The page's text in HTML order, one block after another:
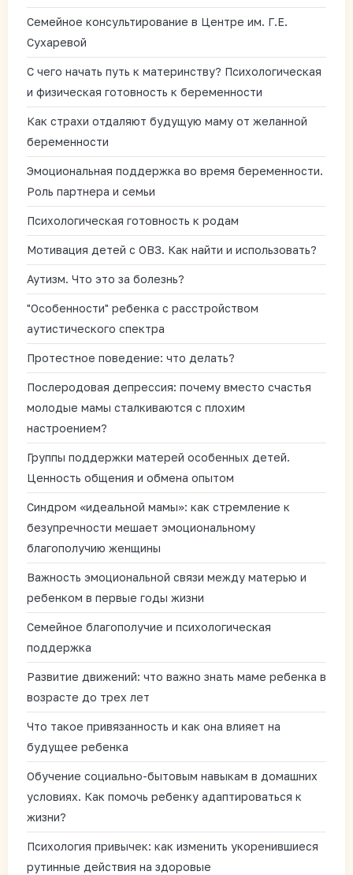
Семейное консультирование в Центре им. Г.Е.
Сухаревой
С чего начать путь к материнству? Психологическая
и физическая готовность к беременности
Как страхи отдаляют будущую маму от желанной
беременности
Эмоциональная поддержка во время беременности.
Роль партнера и семьи
Психологическая готовность к родам
Мотивация детей с ОВЗ. Как найти и использовать?
Аутизм. Что это за болезнь?
"Особенности" ребенка с расстройством
аутистического спектра
Протестное поведение: что делать?
Послеродовая депрессия: почему вместо счастья
молодые мамы сталкиваются с плохим
настроением?
Группы поддержки матерей особенных детей.
Ценность общения и обмена опытом
Синдром «идеальной мамы»: как стремление к
безупречности мешает эмоциональному
благополучию женщины
Важность эмоциональной связи между матерью и
ребенком в первые годы жизни
Семейное благополучие и психологическая
поддержка
Развитие движений: что важно знать маме ребенка в
возрасте до трех лет
Что такое привязанность и как она влияет на
будущее ребенка
Обучение социально-бытовым навыкам в домашних
условиях. Как помочь ребенку адаптироваться к
жизни?
Психология привычек: как изменить укоренившиеся
рутинные действия на здоровые